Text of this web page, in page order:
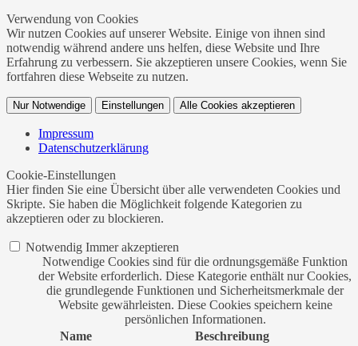
Verwendung von Cookies
Wir nutzen Cookies auf unserer Website. Einige von ihnen sind
notwendig während andere uns helfen, diese Website und Ihre
Erfahrung zu verbessern. Sie akzeptieren unsere Cookies, wenn Sie
fortfahren diese Webseite zu nutzen.
Nur Notwendige Einstellungen Alle Cookies akzeptieren
Impressum
Datenschutzerklärung
Cookie-Einstellungen
Hier finden Sie eine Übersicht über alle verwendeten Cookies und
Skripte. Sie haben die Möglichkeit folgende Kategorien zu
akzeptieren oder zu blockieren.
Notwendig Immer akzeptieren
Notwendige Cookies sind für die ordnungsgemäße Funktion
der Website erforderlich. Diese Kategorie enthält nur Cookies,
die grundlegende Funktionen und Sicherheitsmerkmale der
Website gewährleisten. Diese Cookies speichern keine
persönlichen Informationen.
Name
Beschreibung